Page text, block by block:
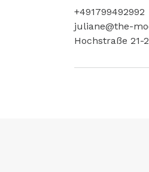
+491799492992
juliane@the-
Hochstraße 21-